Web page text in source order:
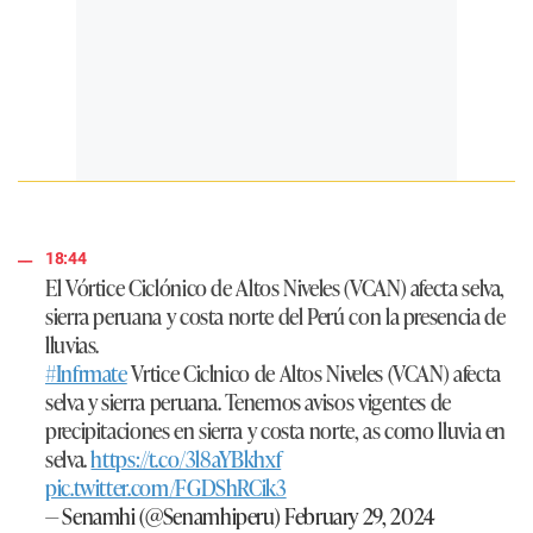
18:44
El Vórtice Ciclónico de Altos Niveles (VCAN) afecta selva,
sierra peruana y costa norte del Perú con la presencia de
lluvias.
#InfrmateVrtice Ciclnico de Altos Niveles (VCAN) afecta
selva y sierra peruana. Tenemos avisos vigentes de
precipitaciones en sierra y costa norte, as como lluvia en
selva.https://t.co/3l8aYBkhxf
pic.twitter.com/FGDShRCik3
— Senamhi (@Senamhiperu)February 29, 2024